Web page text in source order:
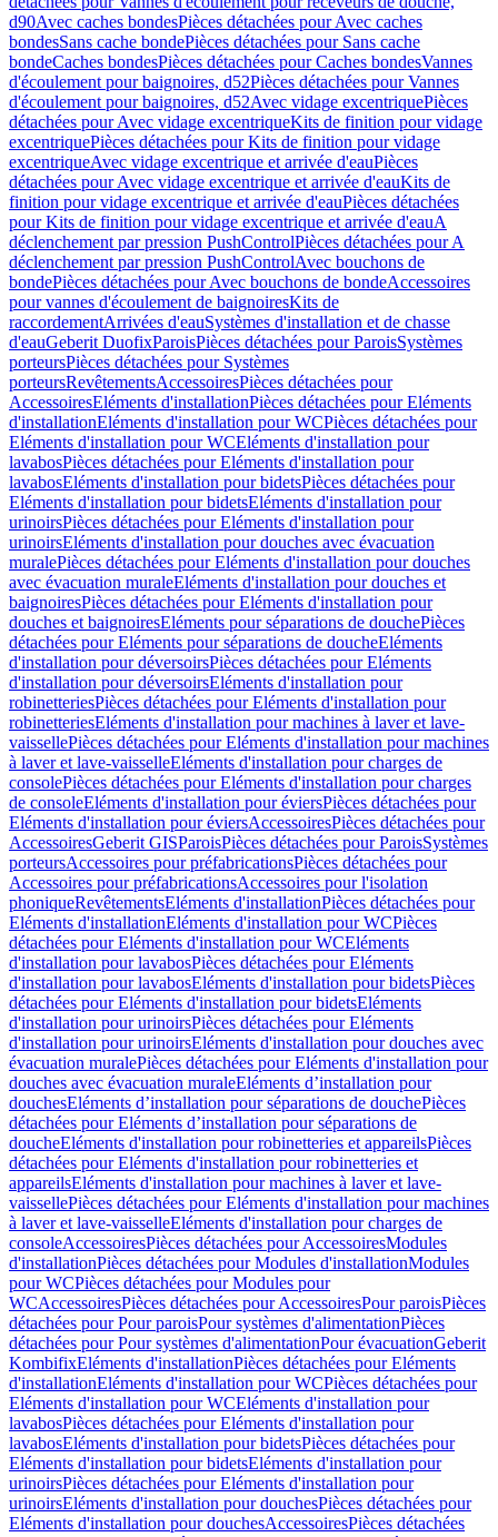
d90Avec caches bondesPièces détachées pour Avec caches
bondesSans cache bondePièces détachées pour Sans cache
bondeCaches bondesPièces détachées pour Caches bondesVannes
d'écoulement pour baignoires, d52Pièces détachées pour Vannes
d'écoulement pour baignoires, d52Avec vidage excentriquePièces
détachées pour Avec vidage excentriqueKits de finition pour vidage
excentriquePièces détachées pour Kits de finition pour vidage
excentriqueAvec vidage excentrique et arrivée d'eauPièces
détachées pour Avec vidage excentrique et arrivée d'eauKits de
finition pour vidage excentrique et arrivée d'eauPièces détachées
pour Kits de finition pour vidage excentrique et arrivée d'eauA
déclenchement par pression PushControlPièces détachées pour A
déclenchement par pression PushControlAvec bouchons de
bondePièces détachées pour Avec bouchons de bondeAccessoires
pour vannes d'écoulement de baignoiresKits de
raccordementArrivées d'eauSystèmes d'installation et de chasse
d'eauGeberit DuofixParoisPièces détachées pour ParoisSystèmes
porteursPièces détachées pour Systèmes
porteursRevêtementsAccessoiresPièces détachées pour
AccessoiresEléments d'installationPièces détachées pour Eléments
d'installationEléments d'installation pour WCPièces détachées pour
Eléments d'installation pour WCEléments d'installation pour
lavabosPièces détachées pour Eléments d'installation pour
lavabosEléments d'installation pour bidetsPièces détachées pour
Eléments d'installation pour bidetsEléments d'installation pour
urinoirsPièces détachées pour Eléments d'installation pour
urinoirsEléments d'installation pour douches avec évacuation
muralePièces détachées pour Eléments d'installation pour douches
avec évacuation muraleEléments d'installation pour douches et
baignoiresPièces détachées pour Eléments d'installation pour
douches et baignoiresEléments pour séparations de douchePièces
détachées pour Eléments pour séparations de doucheEléments
d'installation pour déversoirsPièces détachées pour Eléments
d'installation pour déversoirsEléments d'installation pour
robinetteriesPièces détachées pour Eléments d'installation pour
robinetteriesEléments d'installation pour machines à laver et lave-
vaissellePièces détachées pour Eléments d'installation pour machines
à laver et lave-vaisselleEléments d'installation pour charges de
consolePièces détachées pour Eléments d'installation pour charges
de consoleEléments d'installation pour éviersPièces détachées pour
Eléments d'installation pour éviersAccessoiresPièces détachées pour
AccessoiresGeberit GISParoisPièces détachées pour ParoisSystèmes
porteursAccessoires pour préfabricationsPièces détachées pour
Accessoires pour préfabricationsAccessoires pour l'isolation
phoniqueRevêtementsEléments d'installationPièces détachées pour
Eléments d'installationEléments d'installation pour WCPièces
détachées pour Eléments d'installation pour WCEléments
d'installation pour lavabosPièces détachées pour Eléments
d'installation pour lavabosEléments d'installation pour bidetsPièces
détachées pour Eléments d'installation pour bidetsEléments
d'installation pour urinoirsPièces détachées pour Eléments
d'installation pour urinoirsEléments d'installation pour douches avec
évacuation muralePièces détachées pour Eléments d'installation pour
douches avec évacuation muraleEléments d’installation pour
douchesEléments d’installation pour séparations de douchePièces
détachées pour Eléments d’installation pour séparations de
doucheEléments d'installation pour robinetteries et appareilsPièces
détachées pour Eléments d'installation pour robinetteries et
appareilsEléments d'installation pour machines à laver et lave-
vaissellePièces détachées pour Eléments d'installation pour machines
à laver et lave-vaisselleEléments d'installation pour charges de
consoleAccessoiresPièces détachées pour AccessoiresModules
d'installationPièces détachées pour Modules d'installationModules
pour WCPièces détachées pour Modules pour
WCAccessoiresPièces détachées pour AccessoiresPour paroisPièces
détachées pour Pour paroisPour systèmes d'alimentationPièces
détachées pour Pour systèmes d'alimentationPour évacuationGeberit
KombifixEléments d'installationPièces détachées pour Eléments
d'installationEléments d'installation pour WCPièces détachées pour
Eléments d'installation pour WCEléments d'installation pour
lavabosPièces détachées pour Eléments d'installation pour
lavabosEléments d'installation pour bidetsPièces détachées pour
Eléments d'installation pour bidetsEléments d'installation pour
urinoirsPièces détachées pour Eléments d'installation pour
urinoirsEléments d'installation pour douchesPièces détachées pour
Eléments d'installation pour douchesAccessoiresPièces détachées